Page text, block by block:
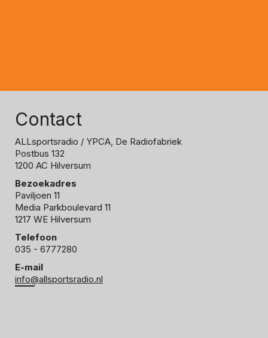
Contact
ALLsportsradio / YPCA, De Radiofabriek
Postbus 132
1200 AC Hilversum
Bezoekadres
Paviljoen 11
Media Parkboulevard 11
1217 WE Hilversum
Telefoon
035 - 6777280
E-mail
info@allsportsradio.nl